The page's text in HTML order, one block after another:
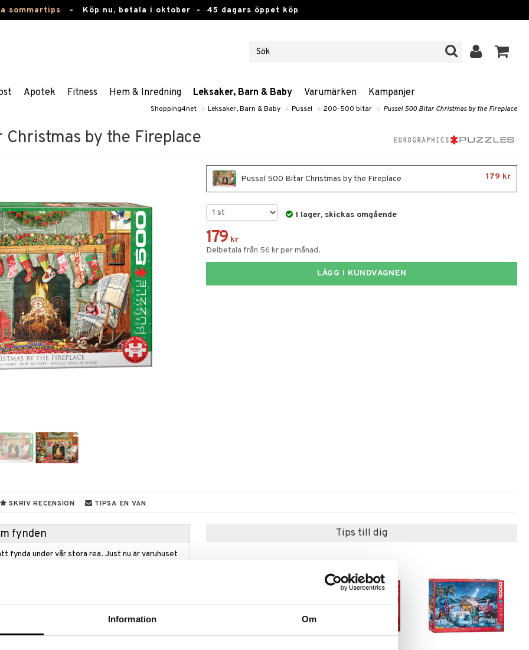
Information Om
sommartips - Köp nu, betala i oktober - 45 dagars öppet köp
Apotek Fitness Hem & Inredning Leksaker, Barn & Baby Varumärken Kampanjer
Shopping4net » Leksaker, Barn & Baby » Pussel » 200-500 bitar » Pussel 500 Bitar Christmas by the Fireplace
by the Fireplace
Pussel 500 Bitar Christmas by the Fireplace 179 kr
I lager, skickas omgående
179 kr
Delbetala från 56 kr per månad.
LÄGG I KUNDVAGNEN
SKRIV RECENSION TIPSA EN VÄN
fynden
fynda under vår stora rea. Just nu är varuhuset
»
Tips till dig